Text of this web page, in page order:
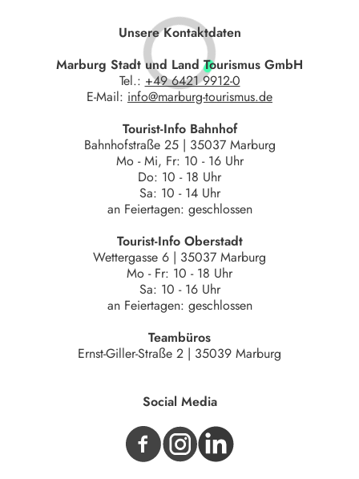
Unsere Kontaktdaten
Marburg Stadt und Land Tourismus GmbH
Tel.: +49 6421 9912-0
E-Mail: info@marburg-tourismus.de
Tourist-Info Bahnhof
Bahnhofstraße 25 | 35037 Marburg
Mo - Mi, Fr: 10 - 16 Uhr
Do: 10 - 18 Uhr
Sa: 10 - 14 Uhr
an Feiertagen: geschlossen
Tourist-Info Oberstadt
Wettergasse 6 | 35037 Marburg
Mo - Fr: 10 - 18 Uhr
Sa: 10 - 16 Uhr
an Feiertagen: geschlossen
Teambüros
Ernst-Giller-Straße 2 | 35039 Marburg
Social Media